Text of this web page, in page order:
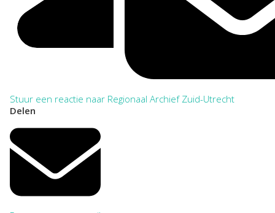
Stuur een reactie naar Regionaal Archief Zuid-Utrecht
Delen